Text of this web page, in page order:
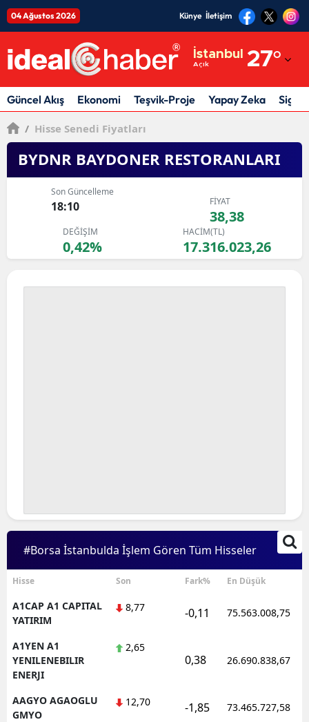
04 Ağustos 2026 Künye İletişim
İstanbul
Açık 27°
Adıyaman
Afyonkarahisar
Amasya
Antalya
Artvin
Çankırı
Çorum
Denizli
Diyarbakır
Elazığ
Güncel Akış Ekonomi Teşvik-Proje Yapay Zeka
/ Hisse Senedi Fiyatları
BYDNR BAYDONER RESTORANLARI
Son Güncelleme
18:10 FİYAT
38,38
DEĞİŞİM
0,42%
HACİM(TL)
17.316.023,26
#Borsa İstanbulda İşlem Gören Tüm Hisseler
Hisse Son Fark% En Düşük
A1CAP A1 CAPITAL
YATIRIM
8,77 -0,11 75.563.008,75
A1YEN A1
YENILENEBILIR
ENERJI
2,65
0,38 26.690.838,67
AAGYO AGAOGLU
GMYO
12,70 -1,85 73.465.727,58